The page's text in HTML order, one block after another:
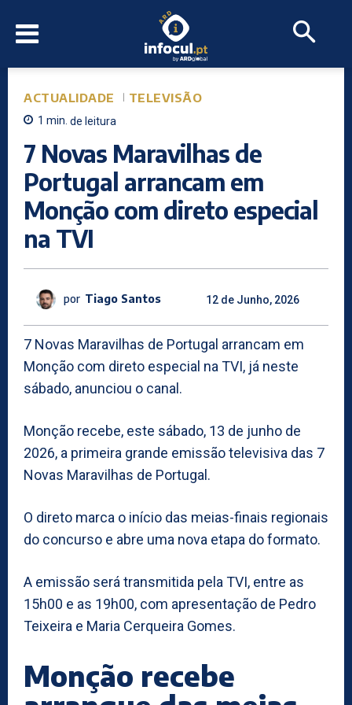
ACTUALIDADE TELEVISÃO
1 min. de leitura
7 Novas Maravilhas de
Portugal arrancam em
Monção com direto especial
na TVI
por Tiago Santos 12 de Junho, 2026
7 Novas Maravilhas de Portugal arrancam em
Monção com direto especial na TVI, já neste
sábado, anunciou o canal.
Monção recebe, este sábado, 13 de junho de
2026, a primeira grande emissão televisiva das 7
Novas Maravilhas de Portugal.
O direto marca o início das meias-finais regionais
do concurso e abre uma nova etapa do formato.
A emissão será transmitida pela TVI, entre as
15h00 e as 19h00, com apresentação de Pedro
Teixeira e Maria Cerqueira Gomes.
Monção recebe